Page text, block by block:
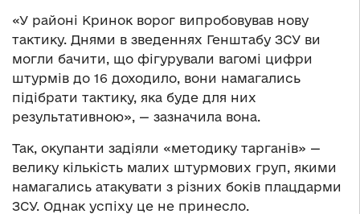
«У районі Кринок ворог випробовував нову
тактику. Днями в зведеннях Генштабу ЗСУ ви
могли бачити, що фігурували вагомі цифри
штурмів до 16 доходило, вони намагались
підібрати тактику, яка буде для них
результативною», — зазначила вона.
Так, окупанти задіяли «методику тарганів» —
велику кількість малих штурмових груп, якими
намагались атакувати з різних боків плацдарми
ЗСУ. Однак успіху це не принесло.